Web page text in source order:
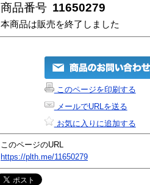
商品番号 11650279
本商品は販売を終了しました
このページを印刷する
メールでURLを送る
お気に入りに追加する
このページのURL
https://plth.me/11650279